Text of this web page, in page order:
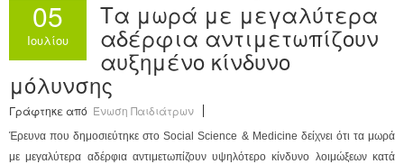
05
Ιουλίου
Τα μωρά με μεγαλύτερα
αδέρφια αντιμετωπίζουν
αυξημένο κίνδυνο
μόλυνσης
Γράφτηκε από Ένωση Παιδιάτρων
Έρευνα που δημοσιεύτηκε στο Social Science & Medicine δείχνει ότι τα μωρά
με μεγαλύτερα αδέρφια αντιμετωπίζουν υψηλότερο κίνδυνο λοιμώξεων κατά
Ανακοινώσεις
Εργαλεία για Παιδιάτρους
Χρήσιμα Links
Επεξεργασία Προφίλ